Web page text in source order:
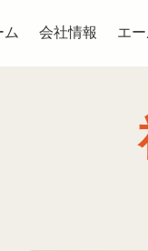
ム 会社情報 エ